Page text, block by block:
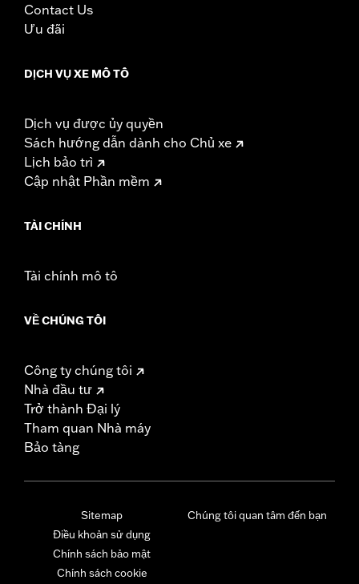
Eagle Performance products are intended for the
experienced rider only.
Contact Us
Ưu đãi
DỊCH VỤ XE MÔ TÔ
Dịch vụ được ủy quyền
Sách hướng dẫn dành cho Chủ xe
Lịch bảo trì
Cập nhật Phần mềm
TÀI CHÍNH
Tài chính mô tô
VỀ CHÚNG TÔI
Công ty chúng tôi
Nhà đầu tư
Trở thành Đại lý
Tham quan Nhà máy
Bảo tàng
Sitemap
Điều khoản sử dụng
Chính sách bảo mật
Chính sách cookie
Chúng tôi quan tâm đến bạn